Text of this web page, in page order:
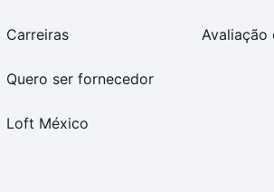
Carreiras
Quero ser fornecedor
Loft México
Avaliação